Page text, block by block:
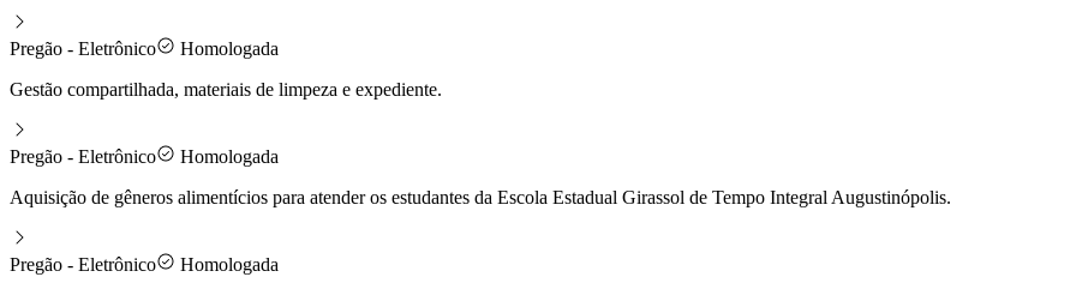
Pregão - Eletrônico
Homologada
Gestão compartilhada, materiais de limpeza e expediente.
Pregão - Eletrônico
Homologada
Aquisição de gêneros alimentícios para atender os estudantes da Escola Estadual Girassol de Tempo Integral Augustinópolis.
Pregão - Eletrônico
Homologada